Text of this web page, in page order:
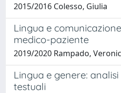
2015/2016 Colesso, Giulia
Lingua e
medico-paziente
2019/2020 Rampado,
Lingua e genere:
testuali